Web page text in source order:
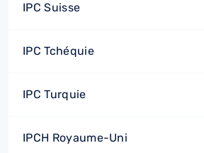
IPC Suisse
IPC Tchéquie
IPC Turquie
IPCH Royaume-Uni